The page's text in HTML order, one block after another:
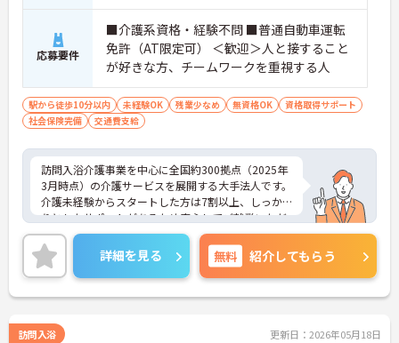
応募要件
■介護系資格・経験不問 ■普通自動車運転
免許（AT限定可） ＜歓迎＞人と接すること
が好きな方、チームワークを重視する人
駅から徒歩10分以内 未経験OK 残業少なめ 無資格OK
資格取得サポート
社会保険完備
交通費支給
訪問入浴介護事業を中心に全国約300拠点（2025年
3月時点）の介護サービスを展開する大手法人です。
介護未経験からスタートした方は7割以上、しっか
りとしたサポートがあるため安心してご就業いただ
けます。お風呂に入れなくて困っている方に、手を
差し伸べてあげられるとてもやりがいのあるお仕事
です。ご興味ある方には、面接対策ポイントなど、
さらに詳細をお話しいたしますのでお気軽にご相談
ください！
詳細を見る 無料 紹介してもらう
訪問入浴 更新日：2026年05月18日